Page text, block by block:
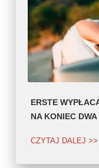
ERSTE
NA KONIEC
CZYTAJ DALEJ >>